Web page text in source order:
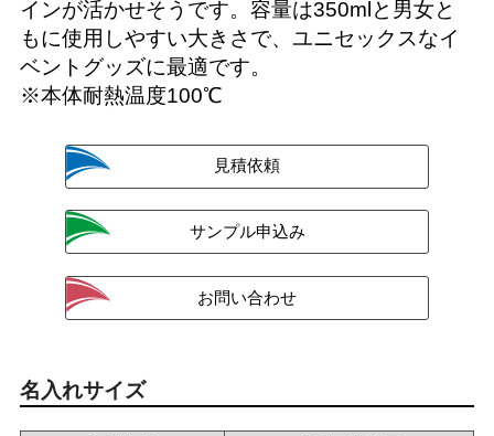
インが活かせそうです。容量は350mlと男女と
もに使用しやすい大きさで、ユニセックスなイ
ベントグッズに最適です。
※本体耐熱温度100℃
名入れサイズ